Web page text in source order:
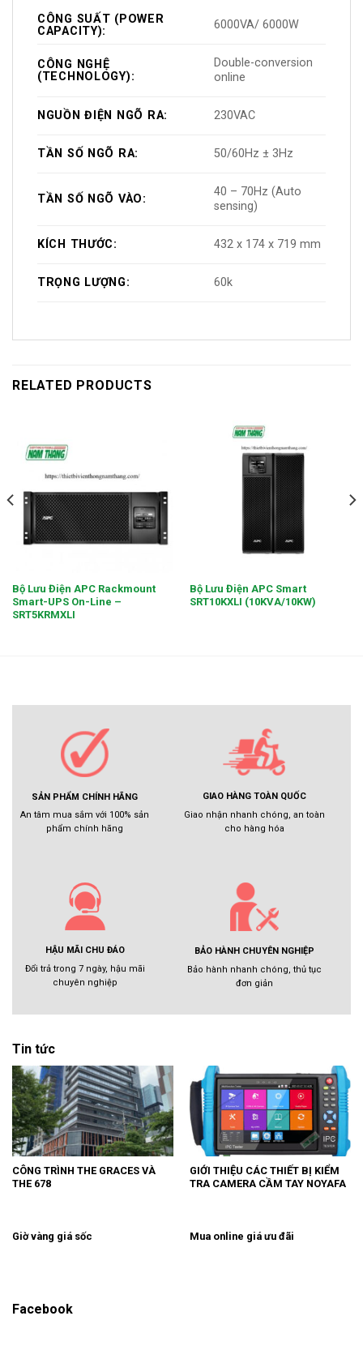
CÔNG SUẤT (POWER
CAPACITY):
6000VA/ 6000W
CÔNG NGHỆ
(TECHNOLOGY):
Double-conversion
online
NGUỒN ĐIỆN NGÕ RA: 230VAC
TẦN SỐ NGÕ RA: 50/60Hz ± 3Hz
TẦN SỐ NGÕ VÀO:
40 – 70Hz (Auto
sensing)
KÍCH THƯỚC: 432 x 174 x 719 mm
TRỌNG LƯỢNG: 60k
RELATED PRODUCTS
Bộ Lưu Điện APC Rackmount
Smart-UPS On-Line –
SRT5KRMXLI
Bộ Lưu Điện APC Smart
SRT10KXLI (10KVA/10KW)
SẢN PHẨM CHÍNH HÃNG
An tâm mua sắm với 100% sản
phẩm chính hãng
GIAO HÀNG TOÀN QUỐC
Giao nhận nhanh chóng, an toàn
cho hàng hóa
HẬU MÃI CHU ĐÁO
Đổi trả trong 7 ngày, hậu mãi
chuyên nghiệp
BẢO HÀNH CHUYÊN NGHIỆP
Bảo hành nhanh chóng, thủ tục
đơn giản
Tin tức
CÔNG TRÌNH THE GRACES VÀ
THE 678
GIỚI THIỆU CÁC THIẾT BỊ KIỂM
TRA CAMERA CẦM TAY NOYAFA
Giờ vàng giá sốc Mua online giá ưu đãi
Facebook